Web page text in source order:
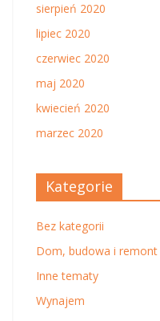
sierpień 2020
lipiec 2020
czerwiec 2020
maj 2020
kwiecień 2020
marzec 2020
Kategorie
Bez kategorii
Dom, budowa i remont
Inne tematy
Wynajem